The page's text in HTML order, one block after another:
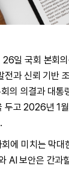
일 국회 본회
전과 신뢰 기반
의 의결과 대통
두고 2026년 1
에 미치는 막대
AI 보안은 간과